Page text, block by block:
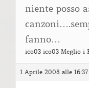
niente posso
fanno…
ico03 ico03 Meglio i
1 Aprile 2008 alle 16:37